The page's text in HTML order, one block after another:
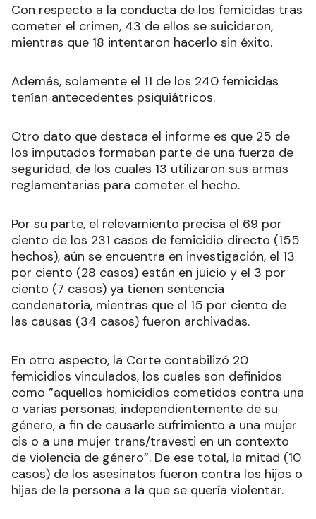
Con respecto a la conducta de los femicidas tras
cometer el crimen, 43 de ellos se suicidaron,
mientras que 18 intentaron hacerlo sin éxito.
Además, solamente el 11 de los 240 femicidas
tenían antecedentes psiquiátricos.
Otro dato que destaca el informe es que 25 de
los imputados formaban parte de una fuerza de
seguridad, de los cuales 13 utilizaron sus armas
reglamentarias para cometer el hecho.
Por su parte, el relevamiento precisa el 69 por
ciento de los 231 casos de femicidio directo (155
hechos), aún se encuentra en investigación, el 13
por ciento (28 casos) están en juicio y el 3 por
ciento (7 casos) ya tienen sentencia
condenatoria, mientras que el 15 por ciento de
las causas (34 casos) fueron archivadas.
En otro aspecto, la Corte contabilizó 20
femicidios vinculados, los cuales son definidos
como ”aquellos homicidios cometidos contra una
o varias personas, independientemente de su
género, a fin de causarle sufrimiento a una mujer
cis o a una mujer trans/travesti en un contexto
de violencia de género”. De ese total, la mitad (10
casos) de los asesinatos fueron contra los hijos o
hijas de la persona a la que se quería violentar.